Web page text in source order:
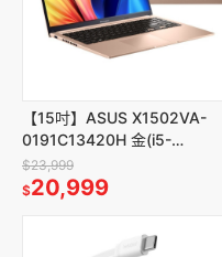
【15吋】ASUS X1502VA-
0191C13420H 金(i5-
13420H/15.6/8G/512G/W11)
$23,999
$20,999